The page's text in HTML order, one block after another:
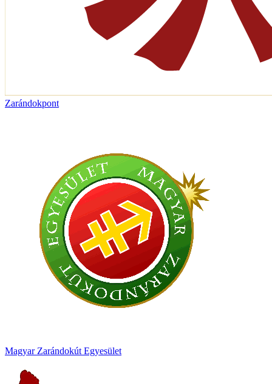
Zarándokpont
Magyar Zarándokút Egyesület